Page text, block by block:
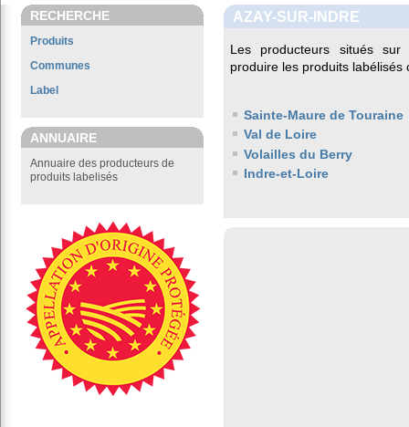
RECHERCHE
Produits
Communes
Label
ANNUAIRE
Annuaire des producteurs de
produits labelisés
AZAY-SUR-INDRE
Les producteurs situés
produire les produits labélisés
Sainte-Maure de Touraine
Val de Loire
Volailles du Berry
Indre-et-Loire